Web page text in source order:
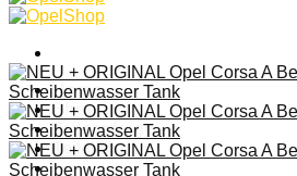
Home
Shop
Teileanfrage
Teileliste